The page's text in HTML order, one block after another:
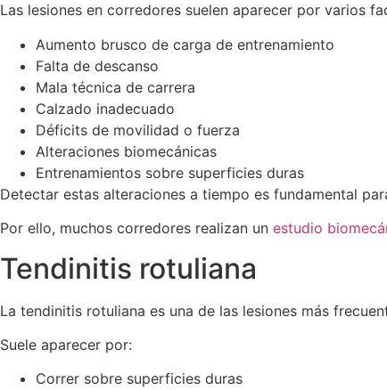
Las lesiones en corredores suelen aparecer por varios
Aumento brusco de carga de entrenamiento
Falta de descanso
Mala técnica de carrera
Calzado inadecuado
Déficits de movilidad o fuerza
Alteraciones biomecánicas
Entrenamientos sobre superficies duras
Detectar estas alteraciones a tiempo es fundamental
Por ello, muchos corredores realizan un estudio
Tendinitis rotuliana
La tendinitis rotuliana es una de las lesiones más
Suele aparecer por:
Correr sobre superficies duras